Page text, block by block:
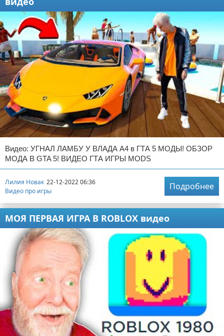
Видео: УГНАЛ ЛАМБУ У ВЛАДА А4 в ГТА 5 МОДЫ! ОБЗОР
МОДА В GTA 5! ВИДЕО ГТА ИГРЫ MODS
Лилия Новак 22-12-2022 06:36
Видео про игры
Подробнее
МОЯ ПЕРВАЯ ИГРА В ROBLOX видео